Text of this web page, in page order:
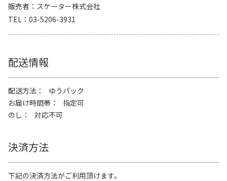
販売者
スケーター株式会社
TEL
03-5206-3931
配送情報
配送方法
ゆうパック
お届け時間帯
指定可
のし
対応不可
決済方法
下記の決済方法がご利用頂けます。